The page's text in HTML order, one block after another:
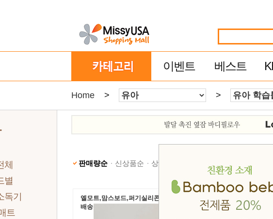
이벤트 베스트
Home > >
체
별
독기
트
판매량순 신상품순 상품명순
엘모트,맘스보드,퍼기실리콘 $79이상 무료
배송
엘모
배송